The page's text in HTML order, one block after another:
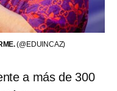
(@EDUINCAZ)
a más de 300